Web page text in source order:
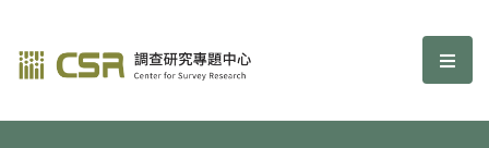
調查研究—方法與應用期刊 選